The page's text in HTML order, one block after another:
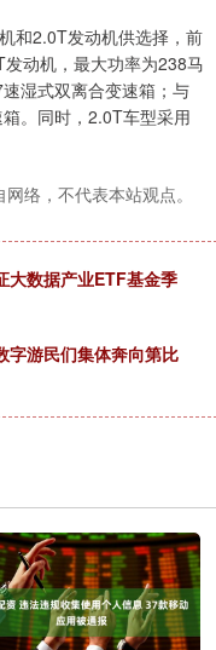
和2.0T发动机供选择，前
动机，最大功率为238马
湿式双离合变速箱；与
。同时，2.0T车型采用
络，不代表本站观点。
大数据产业ETF基金季
字游民们集体奔向第比